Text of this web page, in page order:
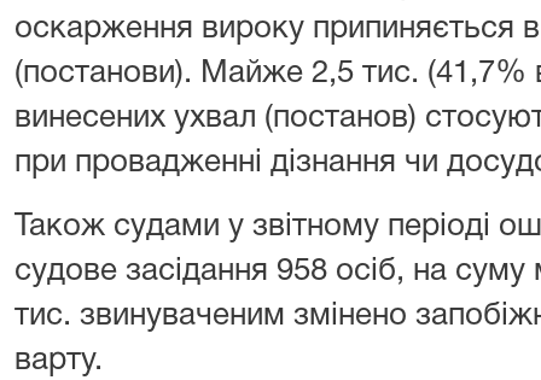
оскарження вироку припиняється
(постанови). Майже 2,5 тис. (41,7%
винесених ухвал (постанов)
при провадженні дізнання чи
Також судами у звітному періоді
судове засідання 958 осіб, на
тис. звинуваченим змінено
варту.